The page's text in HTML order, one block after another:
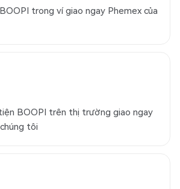
trong ví giao ngay Phemex của
BOOPI trên thị trường giao ngay
tôi